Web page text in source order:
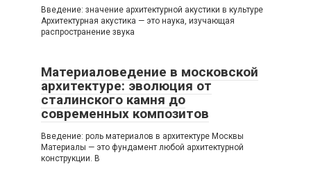
Введение: значение архитектурной акустики в культуре
Архитектурная акустика — это наука, изучающая
распространение звука
Материаловедение в московской
архитектуре: эволюция от
сталинского камня до
современных композитов
Введение: роль материалов в архитектуре Москвы
Материалы — это фундамент любой архитектурной
конструкции. В